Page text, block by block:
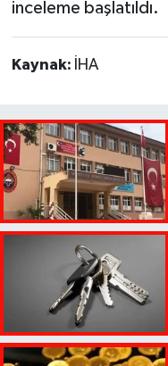
inceleme başlatıldı.
Kaynak: İHA